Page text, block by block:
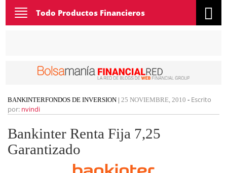
Toggle
navigation
Todo Productos Financieros
BANKINTERFONDOS DE INVERSION | 25 NOVIEMBRE, 2010 - Escrito
por: nvindi
Bankinter Renta Fija 7,25
Garantizado